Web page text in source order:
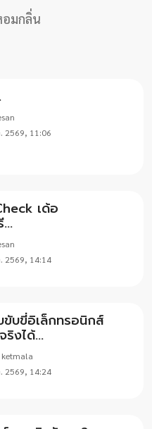
อมกลิ่น
2569, 11:06
เด้อ
2569, 14:14
ขับขี่อิเล็กทรอนิกส์
ริงได้...
ketmala
2569, 14:24